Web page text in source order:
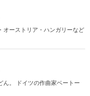
オーストリア・ハンガリーなど
ん。 ドイツの作曲家ベートー